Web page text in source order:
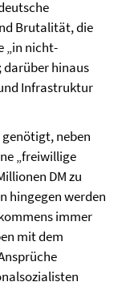
Brutalität, die
„in nicht-
darüber hinaus
Infrastruktur
genötigt, neben
„freiwillige
DM zu
hingegen werden
immer
mit dem